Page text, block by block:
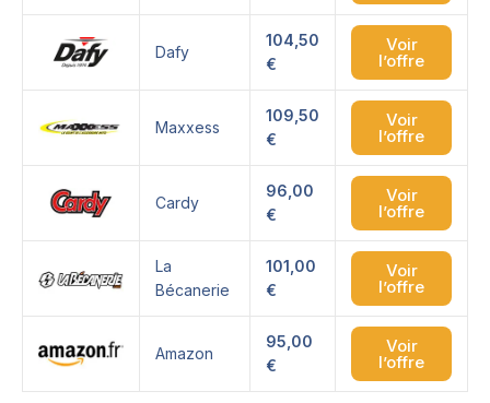
Dafy
104,50
€
Voir
l’offre
Maxxess
109,50
€
Voir
l’offre
Cardy
96,00
€
Voir
l’offre
La
Bécanerie
101,00
€
Voir
l’offre
Amazon
95,00
€
Voir
l’offre